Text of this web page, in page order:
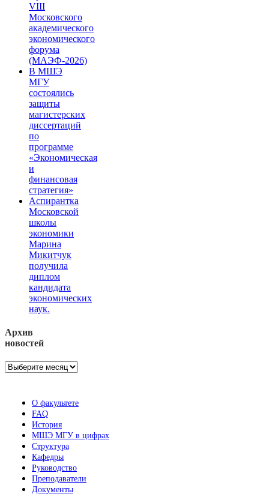
VIII
Московского
академического
экономического
форума
(МАЭФ-2026)
В МШЭ
МГУ
состоялись
защиты
магистерских
диссертаций
по
программе
«Экономическая
и
финансовая
стратегия»
Аспирантка
Московской
школы
экономики
Марина
Микитчук
получила
диплом
кандидата
экономических
наук.
Архив
новостей
Архив
О факультете
FAQ
История
МШЭ МГУ в цифрах
Структура
Кафедры
Руководство
Преподаватели
Документы